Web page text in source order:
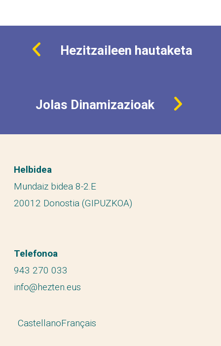
Hezitzaileen hautaketa
Jolas Dinamizazioak
Helbidea
Mundaiz bidea 8-2.E
20012 Donostia (GIPUZKOA)
Telefonoa
943 270 033
info@hezten.eus
CastellanoFrançais